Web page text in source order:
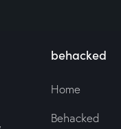
behacked
Home
Behacked